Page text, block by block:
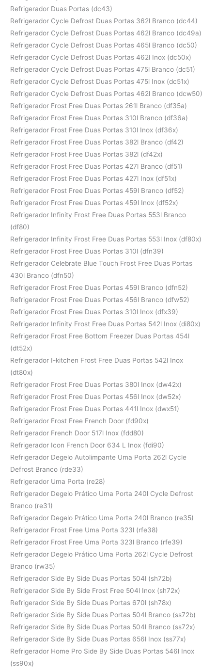
Refrigerador Duas Portas (dc43)
Refrigerador Cycle Defrost Duas Portas 362l Branco (dc44)
Refrigerador Cycle Defrost Duas Portas 462l Branco (dc49a)
Refrigerador Cycle Defrost Duas Portas 465l Branco (dc50)
Refrigerador Cycle Defrost Duas Portas 462l Inox (dc50x)
Refrigerador Cycle Defrost Duas Portas 475l Branco (dc51)
Refrigerador Cycle Defrost Duas Portas 475l Inox (dc51x)
Refrigerador Cycle Defrost Duas Portas 462l Branco (dcw50)
Refrigerador Frost Free Duas Portas 261l Branco (df35a)
Refrigerador Frost Free Duas Portas 310l Branco (df36a)
Refrigerador Frost Free Duas Portas 310l Inox (df36x)
Refrigerador Frost Free Duas Portas 382l Branco (df42)
Refrigerador Frost Free Duas Portas 382l (df42x)
Refrigerador Frost Free Duas Portas 427l Branco (df51)
Refrigerador Frost Free Duas Portas 427l Inox (df51x)
Refrigerador Frost Free Duas Portas 459l Branco (df52)
Refrigerador Frost Free Duas Portas 459l Inox (df52x)
Refrigerador Infinity Frost Free Duas Portas 553l Branco
(df80)
Refrigerador Infinity Frost Free Duas Portas 553l Inox (df80x)
Refrigerador Frost Free Duas Portas 310l (dfn39)
Refrigerador Celebrate Blue Touch Frost Free Duas Portas
430l Branco (dfn50)
Refrigerador Frost Free Duas Portas 459l Branco (dfn52)
Refrigerador Frost Free Duas Portas 456l Branco (dfw52)
Refrigerador Frost Free Duas Portas 310l Inox (dfx39)
Refrigerador Infinity Frost Free Duas Portas 542l Inox (di80x)
Refrigerador Frost Free Bottom Freezer Duas Portas 454l
(dt52x)
Refrigerador I-kitchen Frost Free Duas Portas 542l Inox
(dt80x)
Refrigerador Frost Free Duas Portas 380l Inox (dw42x)
Refrigerador Frost Free Duas Portas 456l Inox (dw52x)
Refrigerador Frost Free Duas Portas 441l Inox (dwx51)
Refrigerador Frost Free French Door (fd90x)
Refrigerador French Door 517l Inox (fdd80)
Refrigerador Icon French Door 634 L Inox (fdi90)
Refrigerador Degelo Autolimpante Uma Porta 262l Cycle
Defrost Branco (rde33)
Refrigerador Uma Porta (re28)
Refrigerador Degelo Prático Uma Porta 240l Cycle Defrost
Branco (re31)
Refrigerador Degelo Prático Uma Porta 240l Branco (re35)
Refrigerador Frost Free Uma Porta 323l (rfe38)
Refrigerador Frost Free Uma Porta 323l Branco (rfe39)
Refrigerador Degelo Prático Uma Porta 262l Cycle Defrost
Branco (rw35)
Refrigerador Side By Side Duas Portas 504l (sh72b)
Refrigerador Side By Side Frost Free 504l Inox (sh72x)
Refrigerador Side By Side Duas Portas 670l (sh78x)
Refrigerador Side By Side Duas Portas 504l Branco (ss72b)
Refrigerador Side By Side Duas Portas 504l Branco (ss72x)
Refrigerador Side By Side Duas Portas 656l Inox (ss77x)
Refrigerador Home Pro Side By Side Duas Portas 546l Inox
(ss90x)